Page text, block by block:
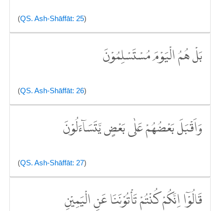
(QS. Ash-Shāffāt: 25)
بَلْ هُمُ الْيَوْمَ مُسْتَسْلِمُوْنَ
(QS. Ash-Shāffāt: 26)
وَاَقْبَلَ بَعْضُهُمْ عَلٰى بَعْضٍ يَّتَسَاۤءَلُوْنَ
(QS. Ash-Shāffāt: 27)
قَالُوْٓا اِنَّكُمْ كُنْتُمْ تَأْتُوْنَنَا عَنِ الْيَمِيْنِ